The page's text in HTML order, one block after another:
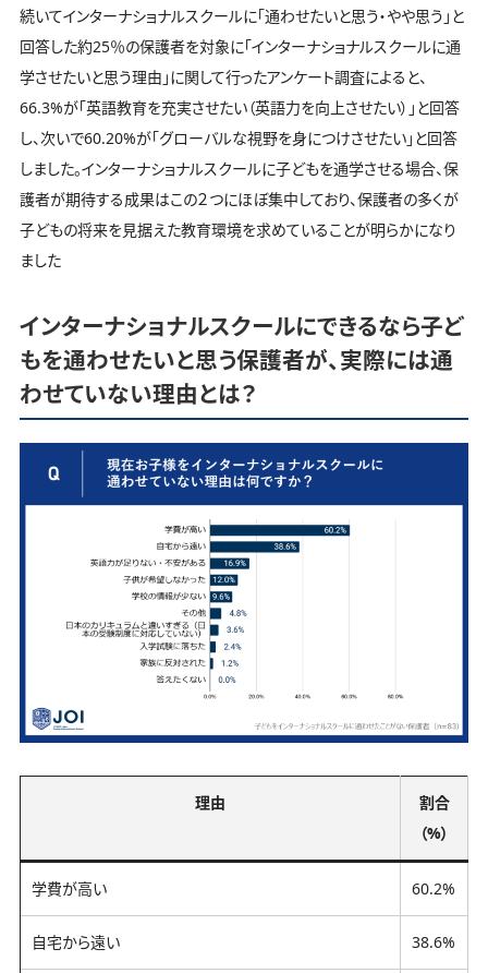
続いてインターナショナルスクールに「通わせたいと思う・やや思う」と
回答した約25％の保護者を対象に「インターナショナルスクールに通
学させたいと思う理由」に関して行ったアンケート調査によると、
66.3%が「英語教育を充実させたい（英語力を向上させたい）」と回答
し、次いで60.20%が「グローバルな視野を身につけさせたい」と回答
しました。インターナショナルスクールに子どもを通学させる場合、保
護者が期待する成果はこの２つにほぼ集中しており、保護者の多くが
子どもの将来を見据えた教育環境を求めていることが明らかになり
ました
インターナショナルスクールにできるなら子ど
もを通わせたいと思う保護者が、実際には通
わせていない理由とは？
理由
割合
（%）
学費が高い 60.2%
自宅から遠い 38.6%